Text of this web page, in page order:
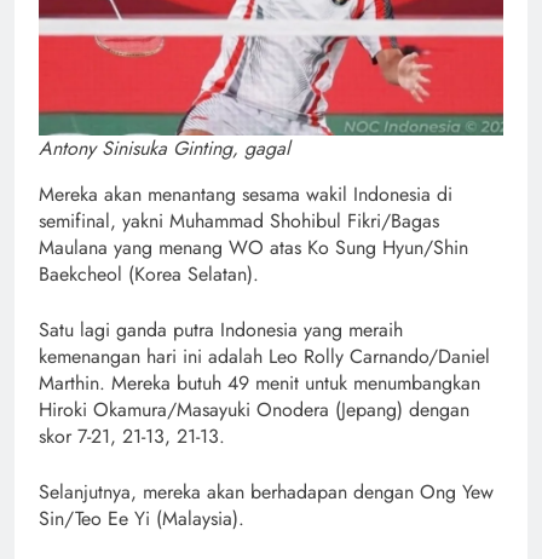
Antony Sinisuka Ginting, gagal
Mereka akan menantang sesama wakil Indonesia di
semifinal, yakni Muhammad Shohibul Fikri/Bagas
Maulana yang menang WO atas Ko Sung Hyun/Shin
Baekcheol (Korea Selatan).
Satu lagi ganda putra Indonesia yang meraih
kemenangan hari ini adalah Leo Rolly Carnando/Daniel
Marthin. Mereka butuh 49 menit untuk menumbangkan
Hiroki Okamura/Masayuki Onodera (Jepang) dengan
skor 7-21, 21-13, 21-13.
Selanjutnya, mereka akan berhadapan dengan Ong Yew
Sin/Teo Ee Yi (Malaysia).